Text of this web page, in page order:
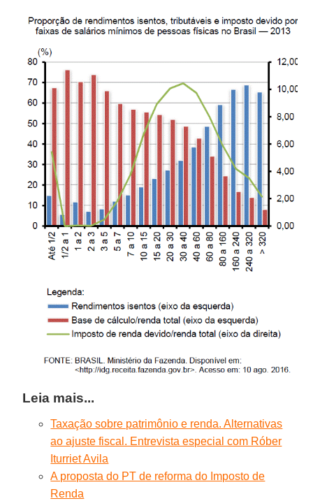
Leia mais...
Taxação sobre patrimônio e renda. Alternativas
ao ajuste fiscal. Entrevista especial com Róber
Iturriet Avila
A proposta do PT de reforma do Imposto de
Renda